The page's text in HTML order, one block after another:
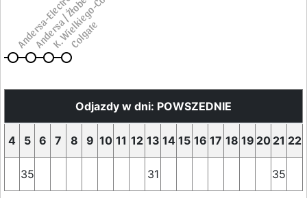
Andersa-Electrolux
Andersa / Żłobek
Colgate
Odjazdy w dni: POWSZEDNIE
4 5 6 7 8 9 10 11 12 13 14 15 16 17 18 19 20 21 22
35 31 35